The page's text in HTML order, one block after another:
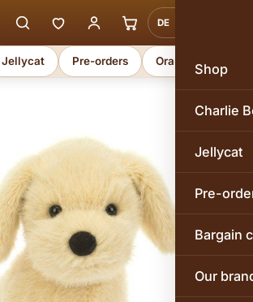
DE
Shop
Charlie
Jellycat
Pre-
Bargain
Our
Jellycat Pre-orders Orange Toys